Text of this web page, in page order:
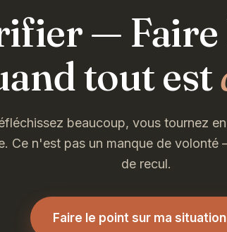
— Faire
tout est
beaucoup, vous tournez
Ce n'est pas un manque de
de recul.
Faire le point sur ma situation